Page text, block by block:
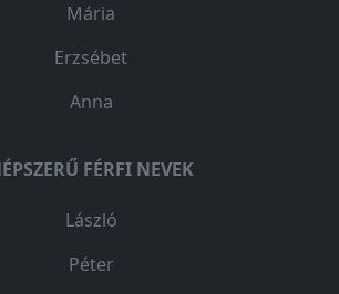
Mária
Erzsébet
Anna
FÉRFI NEVEK
László
Péter